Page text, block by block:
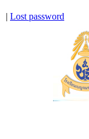
| Lost password